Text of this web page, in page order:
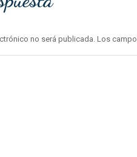
no será publicada. Los